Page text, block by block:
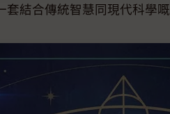
套結合傳統智慧同現代科學嘅